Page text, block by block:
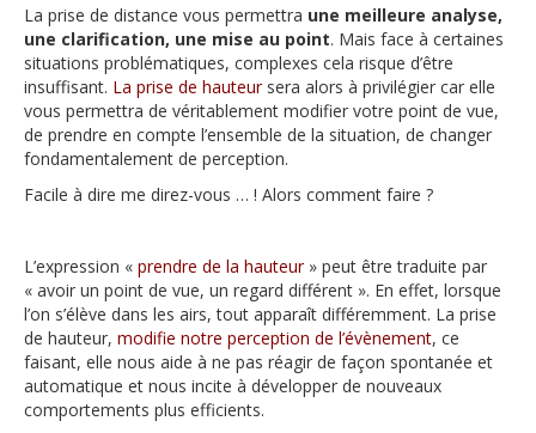
La prise de distance vous permettra une meilleure analyse,
une clarification, une mise au point. Mais face à certaines
situations problématiques, complexes cela risque d’être
insuffisant. La prise de hauteursera alors à privilégier car elle
vous permettra de véritablement modifier votre point de vue,
de prendre en compte l’ensemble de la situation, de changer
fondamentalement de perception.
Facile à dire me direz-vous … ! Alors comment faire ?
L’expression « prendre de la hauteur» peut être traduite par
« avoir un point de vue, un regard différent ». En effet, lorsque
l’on s’élève dans les airs, tout apparaît différemment. La prise
de hauteur, modifie notre perception de l’évènement, ce
faisant, elle nous aide à ne pas réagir de façon spontanée et
automatique et nous incite à développer de nouveaux
comportements plus efficients.